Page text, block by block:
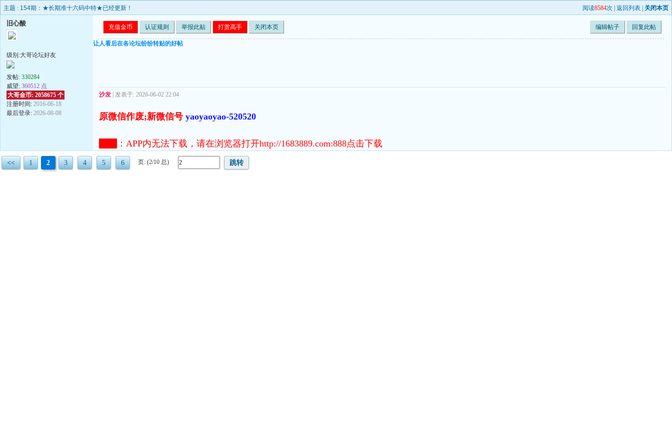
主题 : 154期：★长期准十六码中特★已经更新！ 阅读8584次 | 返回列表 关闭本页
旧心酸
级别:大哥论坛好友
发帖: 330284
威望: 360512 点
大哥金币: 2058675 个
注册时间: 2016-06-18
最后登录: 2026-08-08
充值金币 认证规则 举报此贴 打赏高手 关闭本页 编辑帖子 回复此帖
让人看后在各论坛纷纷转贴的好帖
沙发 | 发表于: 2026-06-02 22:04
原微信作废;新微信号 yaoyaoyao-520520
： APP内无法下载，请在浏览器打开http://1683889.com:888点击下载
<< 1 2 3 4 5 6 页: (2/10 总) 跳转